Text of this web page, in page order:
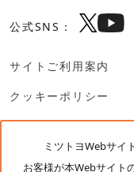
公式SNS：
サイトご利用案内
クッキーポリシー
SNS利用規約
ミツトヨWebサイ
お客様が本Webサイト